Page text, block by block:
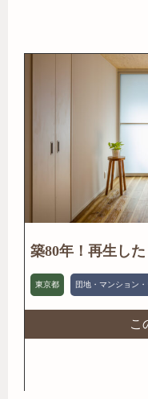
築80年！再生し
東京都 団地・マンション
こ